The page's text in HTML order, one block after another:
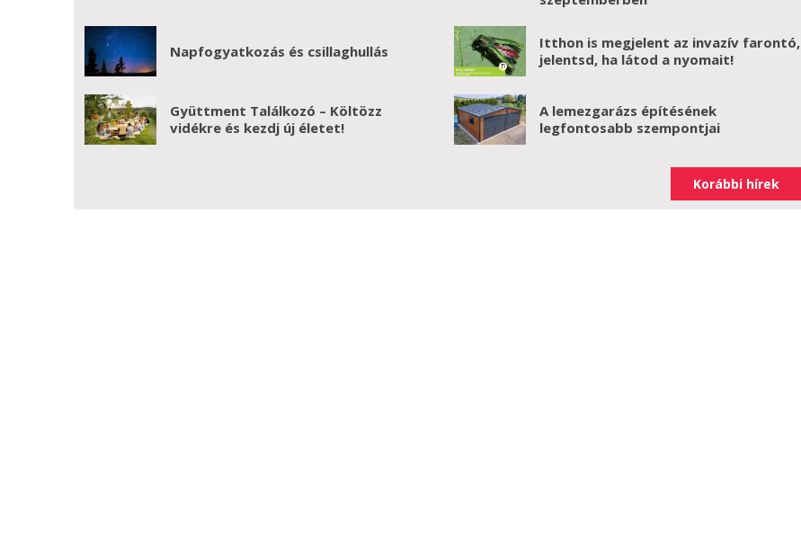
Napfogyatkozás és csillaghullás
Itthon is megjelent az invazív farontó,
jelentsd, ha látod a nyomait!
Gyüttment Találkozó – Költözz
vidékre és kezdj új életet!
A lemezgarázs építésének
legfontosabb szempontjai
Korábbi hírek